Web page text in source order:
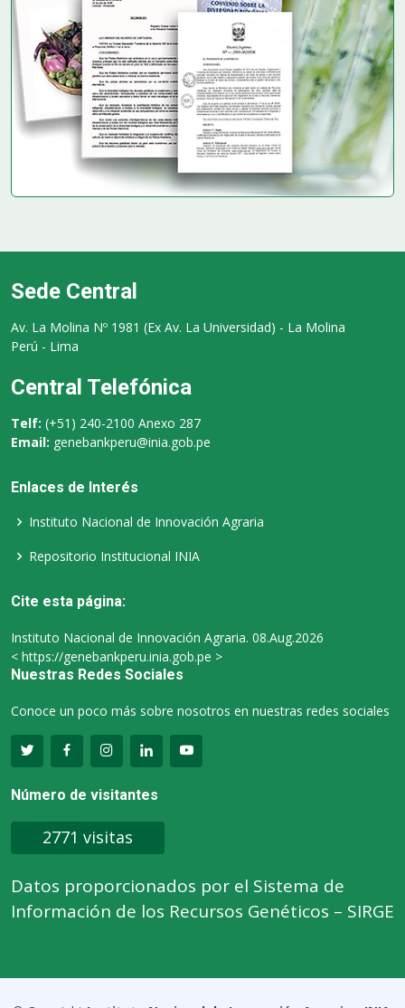
Sede Central
Av. La Molina Nº 1981 (Ex Av. La Universidad) - La Molina
Perú - Lima
Central Telefónica
Telf: (+51) 240-2100 Anexo 287
Email: genebankperu@inia.gob.pe
Enlaces de Interés
Instituto Nacional de Innovación Agraria
Repositorio Institucional INIA
Cite esta página:
Instituto Nacional de Innovación Agraria. 08.Aug.2026
< https://genebankperu.inia.gob.pe >
Nuestras Redes Sociales
Conoce un poco más sobre nosotros en nuestras redes sociales
Número de visitantes
2771 visitas
Datos proporcionados por el Sistema de
Información de los Recursos Genéticos – SIRGE